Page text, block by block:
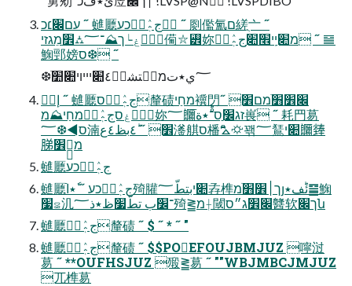
עם׌׆כ ˝ 䗯㕔ج؞ٖٛطؔכע ˝ 㓹儖氳ם縒ֻ亠 ˝
ؠٚؗغ┕ך⛰־؅⛼׾מֵגזי僃⛥꡾妳מ׊יַֽי׮׊ַج؞ٖٛطؔ ˝ ䷍
䱡䣆嫎ס❆ ˝
❆؅ي٭تמظؔت؜شب٘٤׊יײױ׊׺ֹ
إ٭ٜ ˝ 䗯㕔ج؞ٖٛطؔס釐碛מחַי䙫閁׌׾׻ֹמם׾ ˝
ؠٚؗغסج؞ٖٛطؔמחַי⛰מ妳؅鿥זג׼ַַס־ْؕ٭ةֿ嵔ׂ ˝ 耗䍏䓪
ס◄❆؅湳׾ ˝ ؕ٤بظ٤ع㵚䑴ס橎⛍⛮꽦؅鵟׊י鿥㷯
䏲מ⤓ֻ׾
䗯㕔ج؞ٖٛطؔכע
䗯㕔ج؞ٖٛطؔכע ˝ ٗ٭اֿ㱦䑏׊יبتطّ؅孨榫ך׀׾׻ֹמյئؕف٭䷍䱡
׷꤃㲹־׼ب تطّ׷ظ٭ذ؅㱦⪒מ⟊閾׌׾ג״ס䤗软ך׌ն
䗯㕔ج؞ٖٛطؔ釐碛 ˝ $ ˝ * ˝ "
䗯㕔ج؞ٖٛطؔ釐碛 ˝ $$POEFOUJBMJUZ 嚀㳡
䓪 ˝ **OUFHSJUZ 㱭⪒䓪 ˝ ""WBJMBCJMJUZ
⺎榫䓪